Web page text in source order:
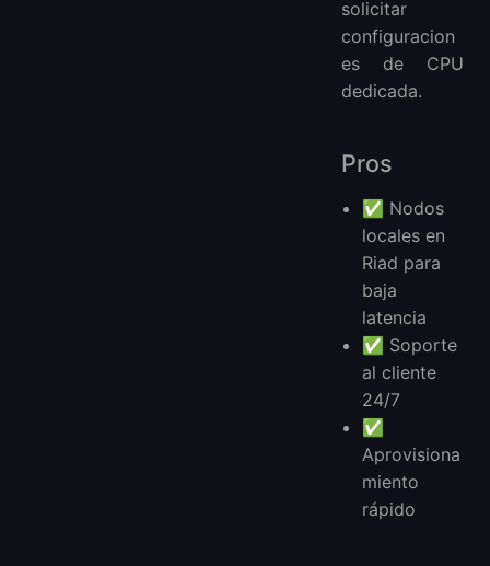
solicitar
configuracion
es de CPU
dedicada.
Pros
✅ Nodos
locales en
Riad para
baja
latencia
✅ Soporte
al cliente
24/7
✅
Aprovisiona
miento
rápido